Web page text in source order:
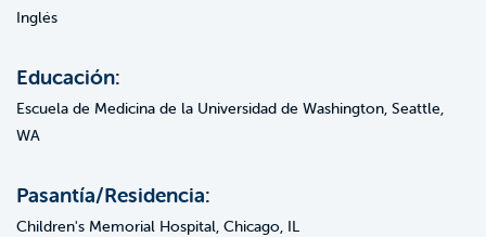
Inglés
Educación:
Escuela de Medicina de la Universidad de Washington, Seattle,
WA
Pasantía/Residencia:
Children's Memorial Hospital, Chicago, IL